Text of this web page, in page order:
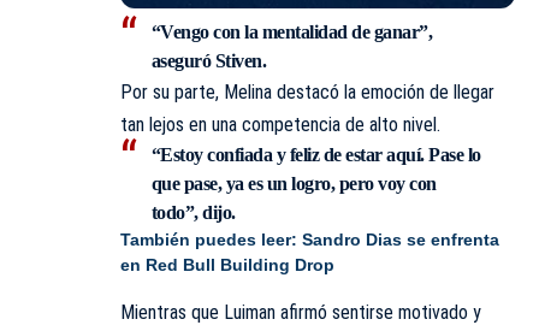
“Vengo con la mentalidad de ganar”,
aseguró Stiven.
Por su parte, Melina destacó la emoción de llegar
tan lejos en una competencia de alto nivel.
“Estoy confiada y feliz de estar aquí. Pase lo
que pase, ya es un logro, pero voy con
todo”, dijo.
También puedes leer: Sandro Dias se enfrenta
en Red Bull Building Drop
Mientras que Luiman afirmó sentirse motivado y